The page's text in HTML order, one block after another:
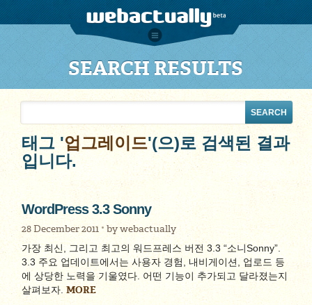
SEARCH RESULTS
태그 '업그레이드'(으)로 검색된 결과
입니다.
WordPress 3.3 Sonny
28 December 2011 bywebactually
가장 최신, 그리고 최고의 워드프레스 버전 3.3 “소니Sonny”.
3.3 주요 업데이트에서는 사용자 경험, 내비게이션, 업로드 등
에 상당한 노력을 기울였다. 어떤 기능이 추가되고 달라졌는지
살펴보자.MORE